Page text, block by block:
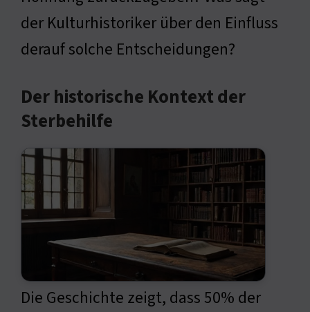
der Kulturhistoriker über den Einfluss
derauf solche Entscheidungen?
Der historische Kontext der
Sterbehilfe
Die Geschichte zeigt, dass 50% der